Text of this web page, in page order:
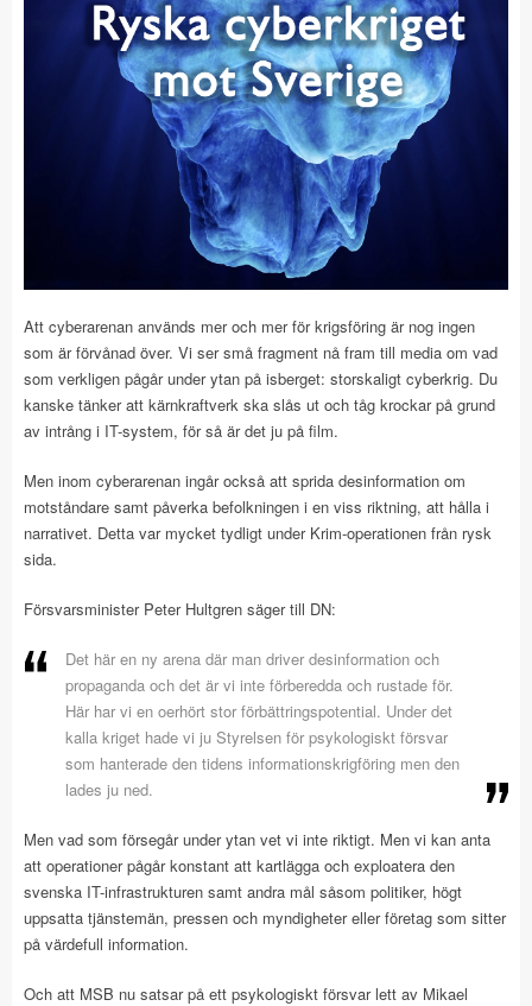
Att cyberarenan används mer och mer för krigsföring är nog ingen
som är förvånad över. Vi ser små fragment nå fram till media om vad
som verkligen pågår under ytan på isberget: storskaligt cyberkrig. Du
kanske tänker att kärnkraftverk ska slås ut och tåg krockar på grund
av intrång i IT-system, för så är det ju på film.
Men inom cyberarenan ingår också att sprida desinformation om
motståndare samt påverka befolkningen i en viss riktning, att hålla i
narrativet. Detta var mycket tydligt under Krim-operationen från rysk
sida.
Försvarsminister Peter Hultgren säger till DN:
Det här en ny arena där man driver desinformation och
propaganda och det är vi inte förberedda och rustade för.
Här har vi en oerhört stor förbättringspotential. Under det
kalla kriget hade vi ju Styrelsen för psykologiskt försvar
som hanterade den tidens informationskrigföring men den
lades ju ned.
Men vad som försegår under ytan vet vi inte riktigt. Men vi kan anta
att operationer pågår konstant att kartlägga och exploatera den
svenska IT-infrastrukturen samt andra mål såsom politiker, högt
uppsatta tjänstemän, pressen och myndigheter eller företag som sitter
på värdefull information.
Och att MSB nu satsar på ett psykologiskt försvar lett av Mikael